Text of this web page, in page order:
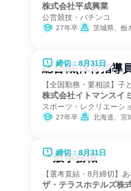
株式会社平成興業
公営競技・パチンコ
27年卒 茨城県、栃
締切：8月31日
総合職(体育指導
【全国勤務・要相談】子
株式会社イトマンスイ
スポーツ・レクリエーシ
27年卒 北海道、宮城県、茨城県
締切：8月31日
一般事務職
【選考直結・8月締切】
ザ・テラスホテルズ株